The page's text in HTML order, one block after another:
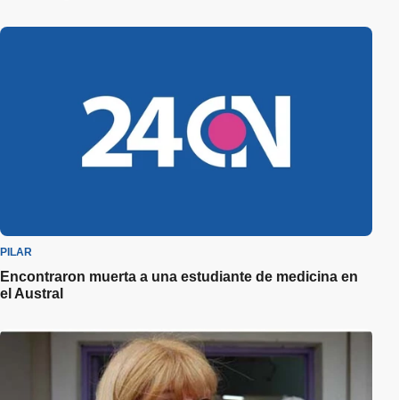
PILAR
Encontraron muerta a una estudiante de medicina en
el Austral